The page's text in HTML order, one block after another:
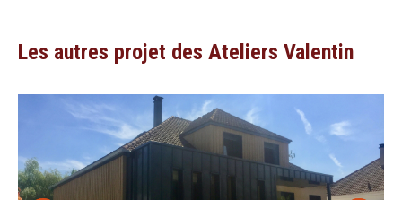
Les autres projet des Ateliers Valentin